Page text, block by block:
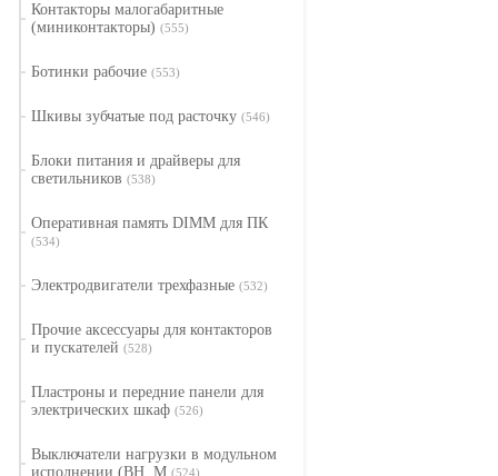
Контакторы малогабаритные
(миниконтакторы) (555)
Ботинки рабочие (553)
Шкивы зубчатые под расточку (546)
Блоки питания и драйверы для
светильников (538)
Оперативная память DIMM для ПК
(534)
Электродвигатели трехфазные (532)
Прочие аксессуары для контакторов
и пускателей (528)
Пластроны и передние панели для
электрических шкаф (526)
Выключатели нагрузки в модульном
исполнении (ВН, M (524)